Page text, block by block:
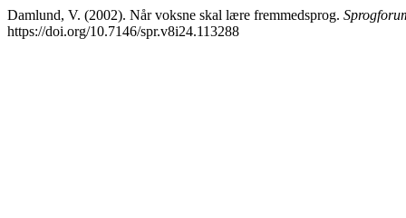
Damlund, V. (2002). Når voksne skal lære fremmedsprog.
https://doi.org/10.7146/spr.v8i24.113288